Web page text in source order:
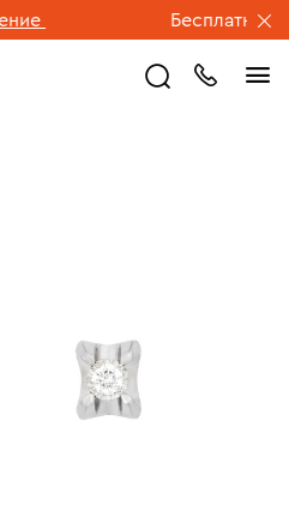
Бесплатная